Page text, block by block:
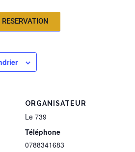
RESERVATION
ORGANISATEUR
Le 739
Téléphone
0788341683